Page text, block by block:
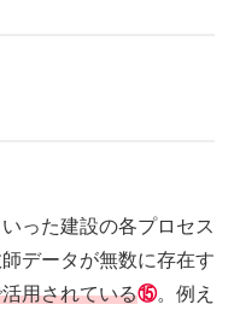
った建設の各プロセス
データが無数に存在す
用されている⑮。例え